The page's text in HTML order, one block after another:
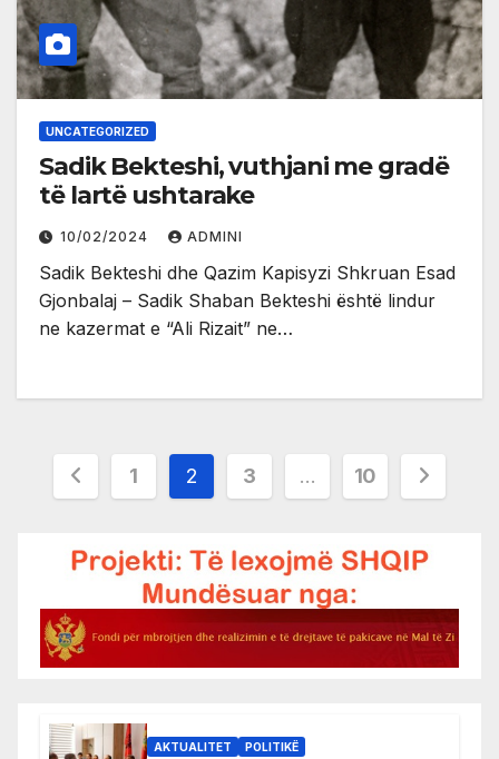
UNCATEGORIZED
Sadik Bekteshi, vuthjani me gradë
të lartë ushtarake
10/02/2024 ADMINI
Sadik Bekteshi dhe Qazim Kapisyzi Shkruan Esad
Gjonbalaj – Sadik Shaban Bekteshi është lindur
ne kazermat e “Ali Rizait” ne…
Posts
1 2 3 … 10
AKTUALITET POLITIKË